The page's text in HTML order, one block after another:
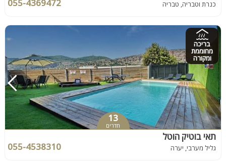
כנרת וטבריה, טבריה 055-4369472
בריכה
מחוממת
ומקורה
13
חדרים
תאי בוטיק הוטל
גליל מערבי, יערה 055-4538310